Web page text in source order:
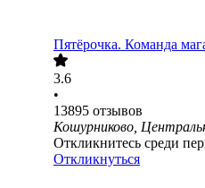
Пятёрочка. Команда
3.6
•
13895 отзывов
Кошурниково,
Откликнитесь среди
Откликнуться